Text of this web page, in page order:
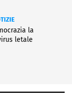
la
letale